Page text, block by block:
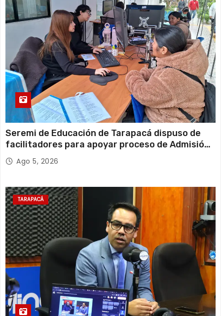
Seremi de Educación de Tarapacá dispuso de
facilitadores para apoyar proceso de Admisión
Escolar 2027
Ago 5, 2026
TARAPACÁ